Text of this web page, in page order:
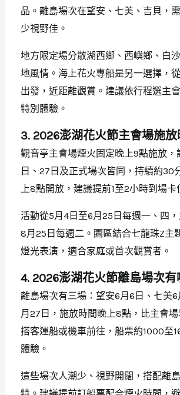
品。離島場次在望安、七美、吉貝，
少視野佳。
地方限定場分散湖西鄉、西嶼鄉、白
地風情。海上花火專船是另一選擇，
出發，近距離觀賞。建議依行程選主
特別體驗。
3. 2026澎湖花火節主會場施放
觀音亭主會場煙火固定晚上9點施放，
日、27日及正式場次皆同，持續約30
上8點開放，建議提前1至2小時到場卡
活動從5月4日至6月25日每週一、四
8月25日每週二。園區結合七龍珠Z主
燈光表演，適合家庭或首次觀賞者。
4. 2026澎湖花火節離島場次有
離島場次有三場：望安6月6日、七美6
月27日，施放時間晚上8點，比主會
搭客運船或機車前往，船票約1000至
體驗。
這些場次人潮少、視野開闊，搭配離